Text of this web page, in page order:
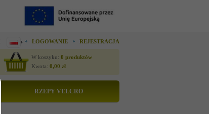
LOGOWANIE REJESTRACJA
W koszyku: 0 produktów
Kwota: 0,00 zł
RZEPY VELCRO